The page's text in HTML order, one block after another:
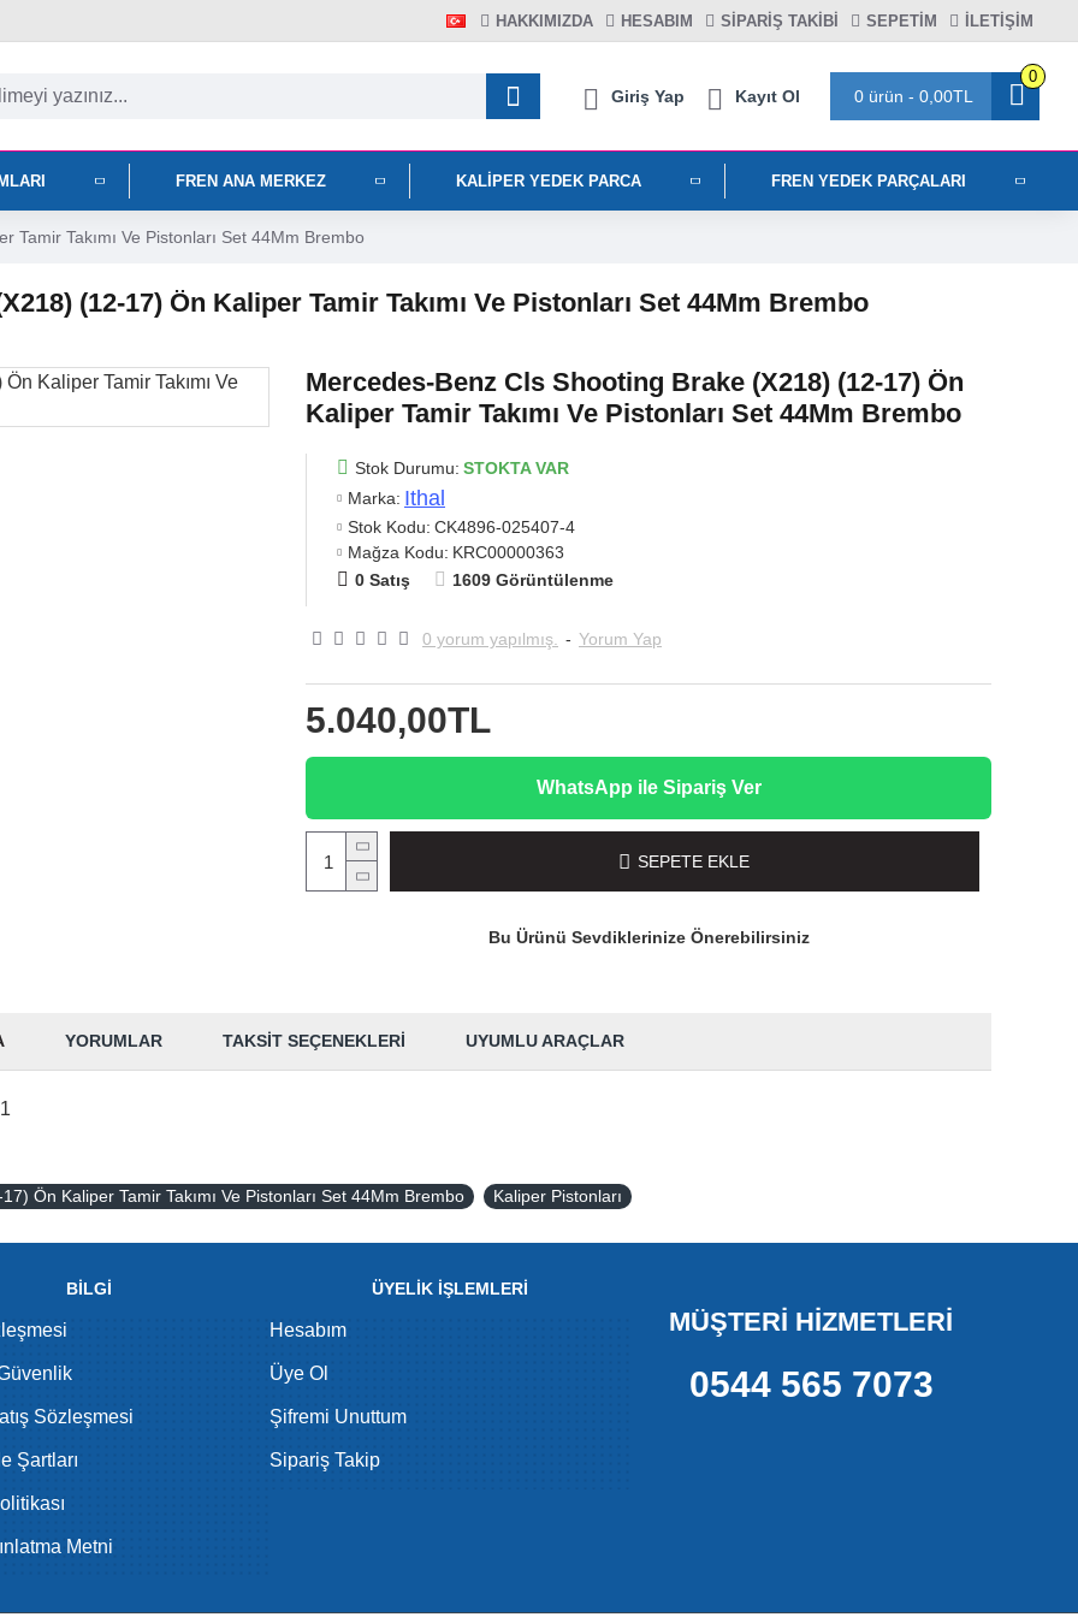
HAKKIMIZDA HESABIM SIPARIŞ TAKIBI SEPETIM İLETİŞİM
Giriş Yap Kayıt Ol 0 ürün - 0,00TL
0
FREN ANA MERKEZ KALIPER YEDEK PARCA FREN YEDEK PARÇALARI
Takımı Ve Pistonları Set 44Mm Brembo
(12-17) Ön Kaliper Tamir Takımı Ve Pistonları Set 44Mm Brembo
Mercedes-Benz Cls Shooting Brake (X218) (12-17) Ön
Kaliper Tamir Takımı Ve Pistonları Set 44Mm Brembo
Stok Durumu: STOKTA VAR
Marka: Ithal
Stok Kodu: CK4896-025407-4
Mağza Kodu: KRC00000363
0 Satış
1609 Görüntülenme
0 yorum yapılmış. - Yorum Yap
5.040,00TL
WhatsApp ile Sipariş Ver
SEPETE EKLE
Bu Ürünü Sevdiklerinize Önerebilirsiniz
YORUMLAR TAKSIT SEÇENEKLERI UYUMLU ARAÇLAR
Ön Kaliper Tamir Takımı Ve Pistonları Set 44Mm Brembo Kaliper Pistonları
BİLGİ
Sözleşmesi
Şartları
Metni
ÜYELİK İŞLEMLERİ
Hesabım
Üye Ol
Şifremi Unuttum
Sipariş Takip
MÜŞTERİ HİZMETLERİ
0544 565 7073